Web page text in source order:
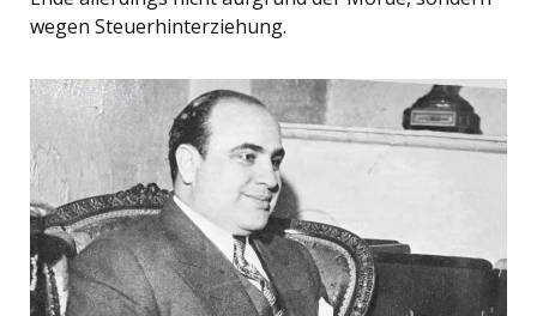
wegen Steuerhinterziehung.